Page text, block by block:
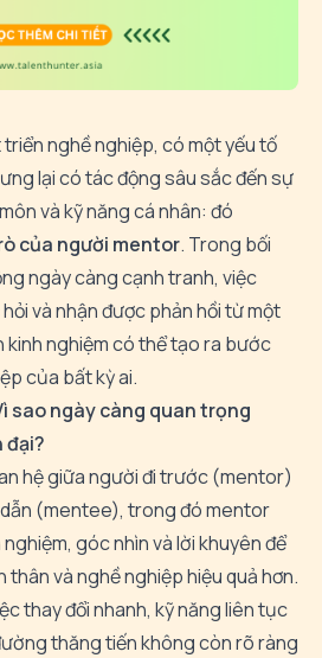
nghề nghiệp, có một yếu tố
lại có tác động sâu sắc đến sự
và kỹ năng cá nhân: đó
của người mentor. Trong bối
ngày càng cạnh tranh, việc
và nhận được phản hồi từ một
kinh nghiệm có thể tạo ra bước
của bất kỳ ai.
sao ngày càng quan trọng
đại?
hệ giữa người đi trước (mentor)
(mentee), trong đó mentor
góc nhìn và lời khuyên để
và nghề nghiệp hiệu quả hơn.
thay đổi nhanh, kỹ năng liên tục
thăng tiến không còn rõ ràng